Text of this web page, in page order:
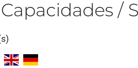
Capacidades /